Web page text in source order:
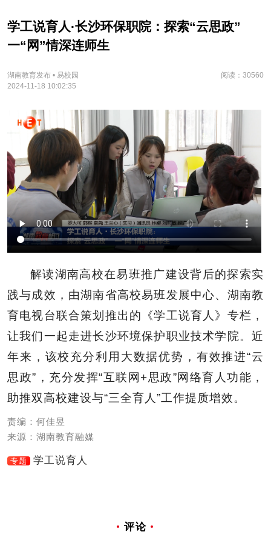
学工说育人·长沙环保职院：探索“云思政”
一“网”情深连师生
湖南教育发布 • 易校园
阅读：30560
2024-11-18 10:02:35
解读湖南高校在易班推广建设背后的探索实
践与成效，由湖南省高校易班发展中心、湖南教
育电视台联合策划推出的《学工说育人》专栏，
让我们一起走进长沙环境保护职业技术学院。近
年来，该校充分利用大数据优势，有效推进“云
思政”，充分发挥“互联网+思政”网络育人功能，
助推双高校建设与“三全育人”工作提质增效。
责编：何佳昱
来源：湖南教育融媒
专题 学工说育人
评论